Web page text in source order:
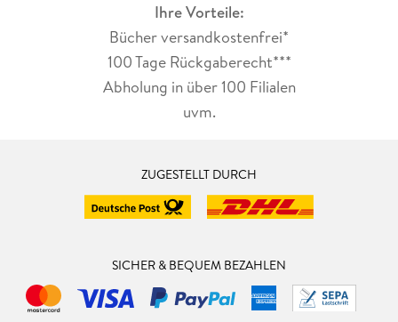
Ihre Vorteile:
Bücher versandkostenfrei*
100 Tage Rückgaberecht***
Abholung in über 100 Filialen
uvm.
ZUGESTELLT DURCH
SICHER & BEQUEM BEZAHLEN